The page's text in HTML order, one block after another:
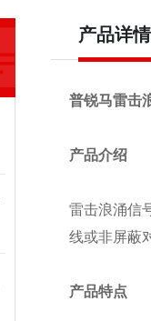
产品详情
普锐马雷击
产品介绍
雷击浪涌信
线或非屏蔽
产品特点